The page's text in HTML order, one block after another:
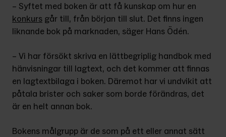
konkurs går till, från början till slut. Det finns ingen
liknande bok på marknaden, säger Hans Ödén.
– Vi har försökt skriva en lättbe­griplig handbok med
hänvisningar till lagtext, och det kommer att finnas
en lagtextbilaga i boken. Däremot har vi undvikit att
påtala brister och saker som borde förändras, det
är en helt annan bok.
Bokens målgrupp är de som på ett eller annat sätt